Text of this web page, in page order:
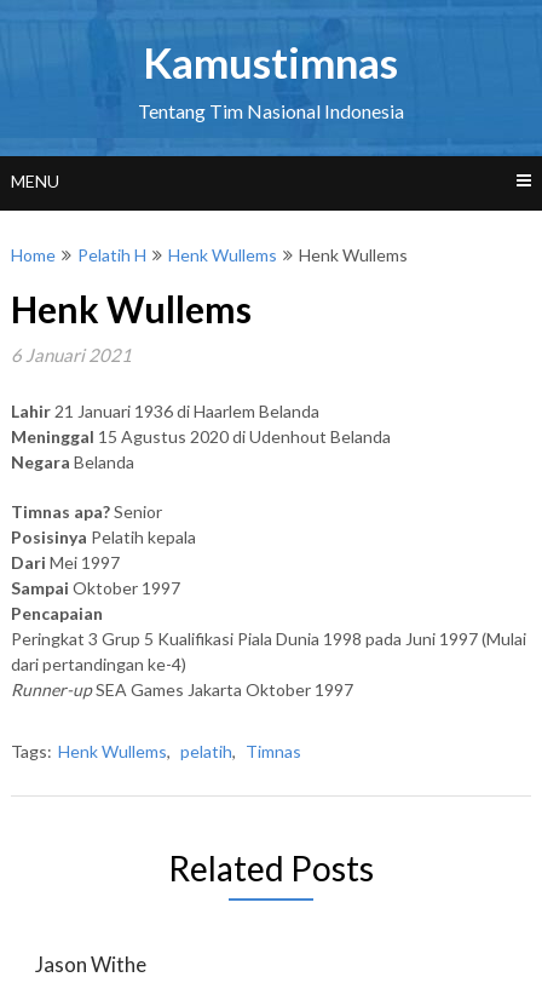
Kamustimnas
Tentang Tim Nasional Indonesia
MENU
Home Pelatih H Henk Wullems Henk Wullems
Henk Wullems
6 Januari 2021
Lahir21 Januari 1936 di Haarlem Belanda
Meninggal 15 Agustus 2020 di Udenhout Belanda
Negara Belanda
Timnas apa?Senior
Posisinya Pelatih kepala
Dari Mei 1997
Sampai Oktober 1997
Pencapaian
Peringkat 3 Grup 5 Kualifikasi Piala Dunia 1998 pada Juni 1997 (Mulai
dari pertandingan ke-4)
Runner-upSEA Games Jakarta Oktober 1997
Tags: Henk Wullems, pelatih, Timnas
Related Posts
Jason Withe